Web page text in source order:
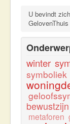
U bevindt
GelovenThuis
winter
symboliek
bewustzijn
metaforen